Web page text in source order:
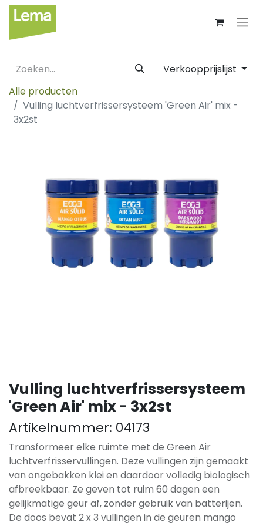
Verkoopprijslijst
Alle producten
Vulling luchtverfrissersysteem 'Green Air' mix -
3x2st
Vulling luchtverfrissersysteem
'Green Air' mix - 3x2st
Artikelnummer: 04173
Transformeer elke ruimte met de Green Air
luchtverfrisservullingen. Deze vullingen zijn gemaakt
van ongebakken klei en daardoor volledig biologisch
afbreekbaar. Ze geven tot ruim 60 dagen een
gelijkmatige geur af, zonder gebruik van batterijen.
De doos bevat 2 x 3 vullingen in de geuren mango